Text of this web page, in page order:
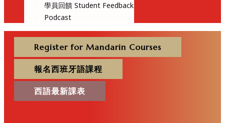
學員回饋 Student Feedback
Podcast
Register for Mandarin Courses
報名西班牙語課程
西語最新課表